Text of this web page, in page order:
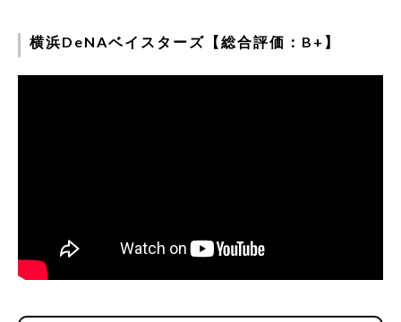
横浜DeNAベイスターズ【総合評価：B+】